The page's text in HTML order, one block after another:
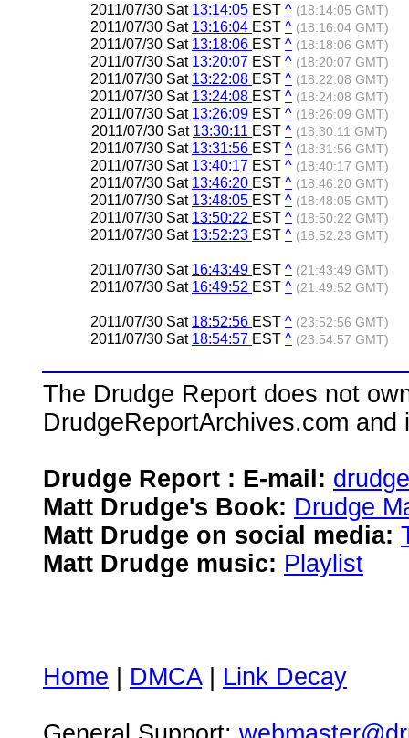
2011/07/30 Sat 13:14:05 EST ^ (18:14:05 GMT)
2011/07/30 Sat 13:16:04 EST ^ (18:16:04 GMT)
2011/07/30 Sat 13:18:06 EST ^ (18:18:06 GMT)
2011/07/30 Sat 13:20:07 EST ^ (18:20:07 GMT)
2011/07/30 Sat 13:22:08 EST ^ (18:22:08 GMT)
2011/07/30 Sat 13:24:08 EST ^ (18:24:08 GMT)
2011/07/30 Sat 13:26:09 EST ^ (18:26:09 GMT)
2011/07/30 Sat 13:30:11 EST ^ (18:30:11 GMT)
2011/07/30 Sat 13:31:56 EST ^ (18:31:56 GMT)
2011/07/30 Sat 13:40:17 EST ^ (18:40:17 GMT)
2011/07/30 Sat 13:46:20 EST ^ (18:46:20 GMT)
2011/07/30 Sat 13:48:05 EST ^ (18:48:05 GMT)
2011/07/30 Sat 13:50:22 EST ^ (18:50:22 GMT)
2011/07/30 Sat 13:52:23 EST ^ (18:52:23 GMT)
2011/07/30 Sat 16:43:49 EST ^ (21:43:49 GMT)
2011/07/30 Sat 16:49:52 EST ^ (21:49:52 GMT)
2011/07/30 Sat 18:52:56 EST ^ (23:52:56 GMT)
2011/07/30 Sat 18:54:57 EST ^ (23:54:57 GMT)
The Drudge Report does not
DrudgeReportArchives.com
Drudge Report : E-mail:
Matt Drudge's Book: Drudge
Matt Drudge on social media:
Matt Drudge music: Playlist
Home DMCA| Link Decay